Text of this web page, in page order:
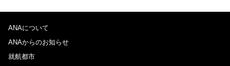
ANAについて
ANAからのお知らせ
就航都市